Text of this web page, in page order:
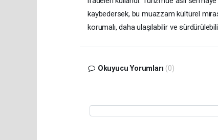
kaybedersek, bu muazzam kültürel
korumalı, daha ulaşılabilir ve
Okuyucu Yorumları (0)